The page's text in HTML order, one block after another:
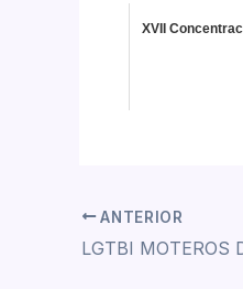
XVII
ANTERIOR
LGTBI MOTEROS